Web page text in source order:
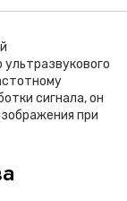
сигнала, он
при